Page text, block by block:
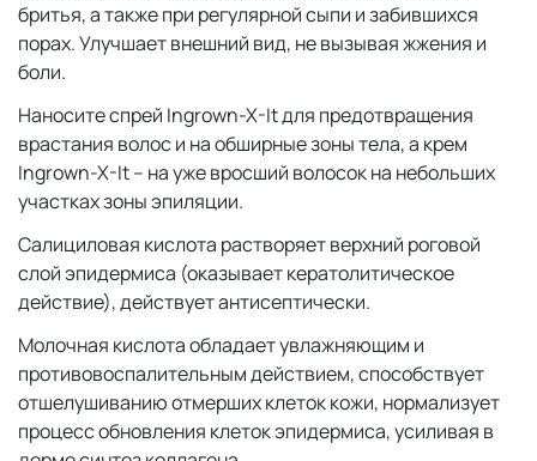
бритья, а также при регулярной сыпи и забившихся
порах. Улучшает внешний вид, не вызывая жжения и
боли.
Наносите спрей Ingrown-X-It для предотвращения
врастания волос и на обширные зоны тела, а крем
Ingrown-X-It – на уже вросший волосок на небольших
участках зоны эпиляции.
Салициловая кислота растворяет верхний роговой
слой эпидермиса (оказывает кератолитическое
действие), действует антисептически.
Молочная кислота обладает увлажняющим и
противовоспалительным действием, способствует
отшелушиванию отмерших клеток кожи, нормализует
процесс обновления клеток эпидермиса, усиливая в